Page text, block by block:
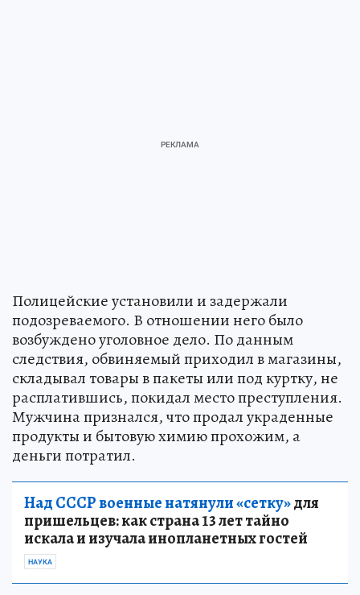
Полицейские установили и задержали
подозреваемого. В отношении него было
возбуждено уголовное дело. По данным
следствия, обвиняемый приходил в магазины,
складывал товары в пакеты или под куртку, не
расплатившись, покидал место преступления.
Мужчина признался, что продал украденные
продукты и бытовую химию прохожим, а
деньги потратил.
Над СССР военные натянули «сетку»для
пришельцев: как страна 13 лет тайно
искала и изучала инопланетных гостей
НАУКА